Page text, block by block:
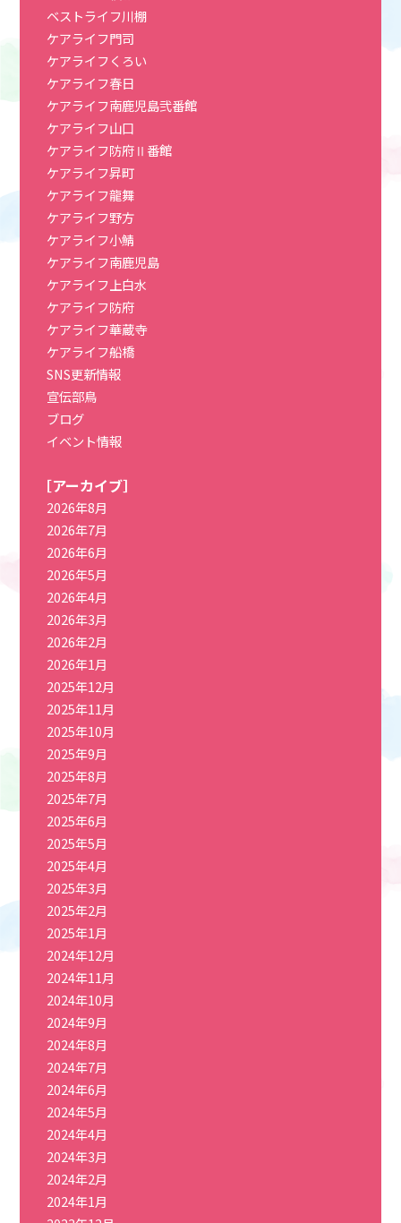
ベストライフ川棚
ケアライフ門司
ケアライフくろい
ケアライフ春日
ケアライフ南鹿児島弐番館
ケアライフ山口
ケアライフ防府Ⅱ番館
ケアライフ昇町
ケアライフ龍舞
ケアライフ野方
ケアライフ小鯖
ケアライフ南鹿児島
ケアライフ上白水
ケアライフ防府
ケアライフ華蔵寺
ケアライフ船橋
SNS更新情報
宣伝部鳥
ブログ
イベント情報
［アーカイブ］
2026年8月
2026年7月
2026年6月
2026年5月
2026年4月
2026年3月
2026年2月
2026年1月
2025年12月
2025年11月
2025年10月
2025年9月
2025年8月
2025年7月
2025年6月
2025年5月
2025年4月
2025年3月
2025年2月
2025年1月
2024年12月
2024年11月
2024年10月
2024年9月
2024年8月
2024年7月
2024年6月
2024年5月
2024年4月
2024年3月
2024年2月
2024年1月